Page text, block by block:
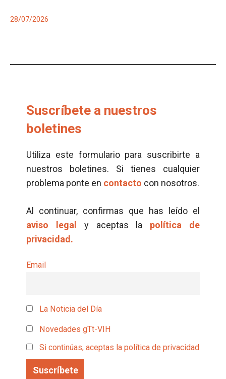
28/07/2026
Suscríbete a nuestros
boletines
Utiliza este formulario para suscribirte a
nuestros boletines. Si tienes cualquier
problema ponte en contacto con nosotros.
Al continuar, confirmas que has leído el
aviso legal
y aceptas la política de
privacidad.
Email
La Noticia del Día
Novedades gTt-VIH
Si continúas, aceptas la política de privacidad